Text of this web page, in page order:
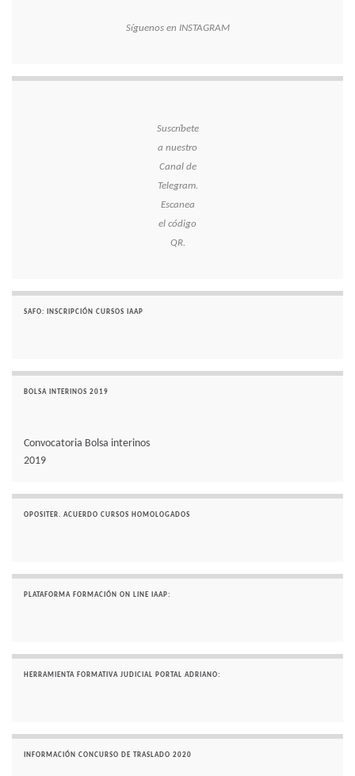
Síguenos en INSTAGRAM
Suscríbete
a nuestro
Canal de
Telegram.
Escanea
el código
QR.
SAFO: INSCRIPCIÓN CURSOS IAAP
BOLSA INTERINOS 2019
Convocatoria Bolsa interinos
2019
OPOSITER. ACUERDO CURSOS HOMOLOGADOS
PLATAFORMA FORMACIÓN ON LINE IAAP:
HERRAMIENTA FORMATIVA JUDICIAL PORTAL ADRIANO:
INFORMACIÓN CONCURSO DE TRASLADO 2020